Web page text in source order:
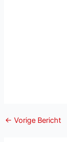
← Vorige Bericht